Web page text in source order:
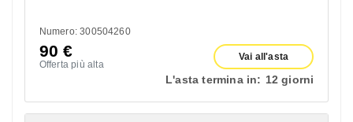
Numero: 300504260
90€
Offerta più alta
Vai all'asta
L'asta termina in: 12 giorni